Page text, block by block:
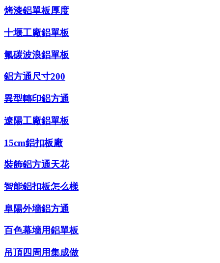
烤漆鋁單板厚度
十堰工廠鋁單板
氟碳波浪鋁單板
鋁方通尺寸200
異型轉印鋁方通
遼陽工廠鋁單板
15cm鋁扣板廠
裝飾鋁方通天花
智能鋁扣板怎么樣
阜陽外墻鋁方通
百色幕墻用鋁單板
吊頂四周用集成做